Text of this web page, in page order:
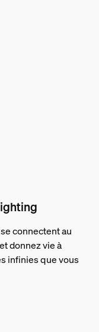
connectent au
donnez vie à
infinies que vous